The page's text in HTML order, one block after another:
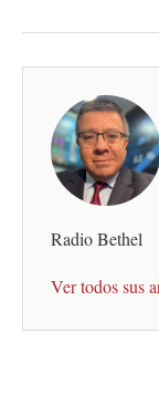
Radio Bethel
Ver todos sus